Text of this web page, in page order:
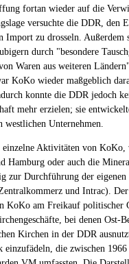
fortan wieder auf die
versuchte die DDR, den
Import zu drosseln. Außerdem
durch "besondere
Waren aus weiteren
KoKo wieder maßgeblich
konnte die DDR jedoch
mehr erzielen; sie
westlichen Unternehmen.
einzelne Aktivitäten von
Hamburg oder auch die
zur Durchführung der
und Intrac).
KoKo am Freikauf politischer
bei denen
Kirchen in der DDR
einzufädeln, die zwischen